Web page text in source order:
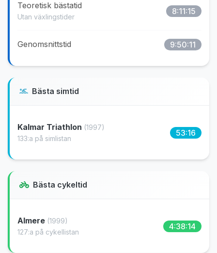
Teoretisk bästatid
Utan växlingstider
8:11:15
Genomsnittstid 9:50:11
Bästa simtid
Kalmar Triathlon (1997)
133:a på simlistan
53:16
Bästa cykeltid
Almere (1999)
127:a på cykellistan
4:38:14